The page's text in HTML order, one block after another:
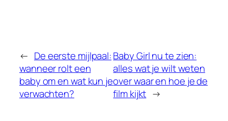
← De eerste mijlpaal:
wanneer rolt een
baby om en wat kun je
verwachten?
Baby Girl nu te zien:
alles wat je wilt weten
over waar en hoe je de
film kijkt →